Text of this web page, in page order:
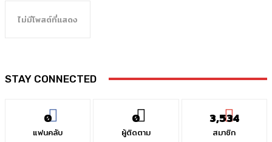
ไม่มีโพสต์ที่แสดง
STAY CONNECTED
0
แฟนคลับ
0
ผู้ติดตาม
3,534
สมาชิก